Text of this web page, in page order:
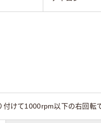
て1000rpm以下の右回転で